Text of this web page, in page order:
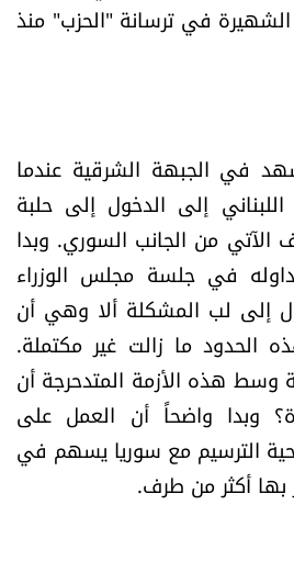
الشهيرة في ترسانة "الحزب" منذ
في الجبهة الشرقية عندما
إلى الدخول إلى حلبة
من الجانب السوري. وبدا
في جلسة مجلس الوزراء
إلى لب المشكلة ألا وهي أن
الحدود ما زالت غير مكتملة.
هذه الأزمة المتدحرجة أن
وبدا واضحاً أن العمل على
القرار 1680 لناحية الترسيم مع سوريا يسهم في
بها أكثر من طرف.